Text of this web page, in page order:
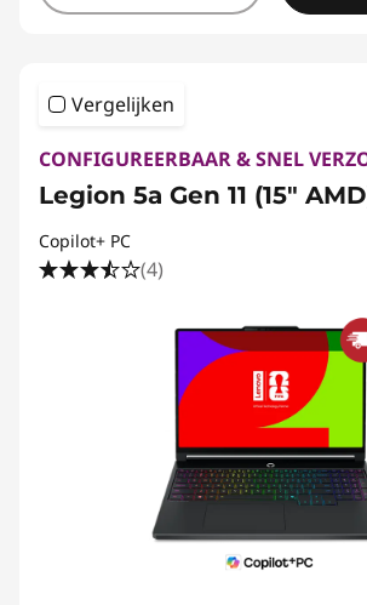
Vergelijken
CONFIGUREERBAAR & SNEL
Legion 5a Gen 11 (15"
Copilot+ PC
(4)